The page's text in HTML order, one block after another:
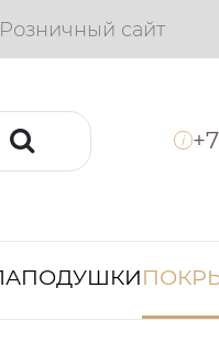
Розничный сайт
i
ПОДУШКИ